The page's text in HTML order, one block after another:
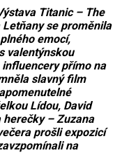
Titanic – The
Letňany se proměnila
emocí,
valentýnskou
přímo na
slavný film
Lídou, David
– Zuzana
prošli expozicí
na